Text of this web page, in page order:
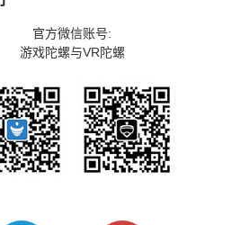
官方微信账号:
游戏陀螺与VR陀螺